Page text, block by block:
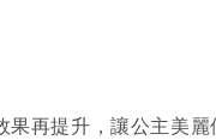
果再提升，讓公主美